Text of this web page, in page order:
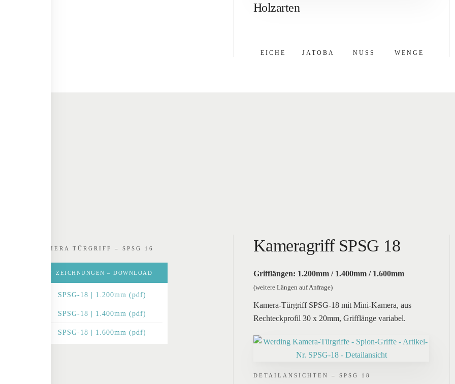
Holzarten
EICHE JATOBA NUSS WENGE
KAMERA TÜRGRIFF – SPSG 16
ZEICHNUNGEN – DOWNLOAD
SPSG-18 | 1.200mm (pdf)
SPSG-18 | 1.400mm (pdf)
SPSG-18 | 1.600mm (pdf)
Kameragriff SPSG 18
Grifflängen: 1.200mm / 1.400mm / 1.600mm
(weitere Längen auf Anfrage)
Kamera-Türgriff SPSG-18 mit Mini-Kamera, aus
Rechteckprofil 30 x 20mm, Grifflänge variabel.
DETAILANSICHTEN – SPSG 18